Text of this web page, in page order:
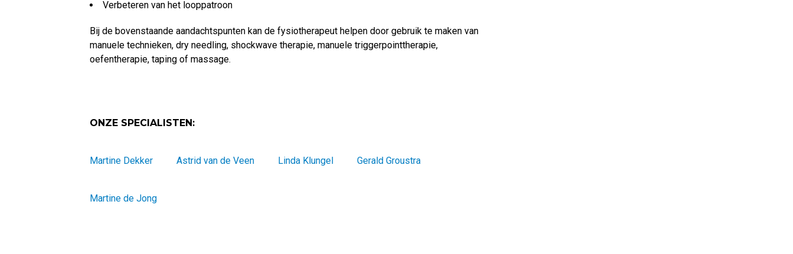
Verbeteren van het looppatroon
Bij de bovenstaande aandachtspunten kan de fysiotherapeut helpen door gebruik te maken van
manuele technieken, dry needling, shockwave therapie, manuele triggerpointtherapie,
oefentherapie, taping of massage.
ONZE SPECIALISTEN:
Martine Dekker Astrid van de Veen Linda Klungel Gerald Groustra
Martine de Jong